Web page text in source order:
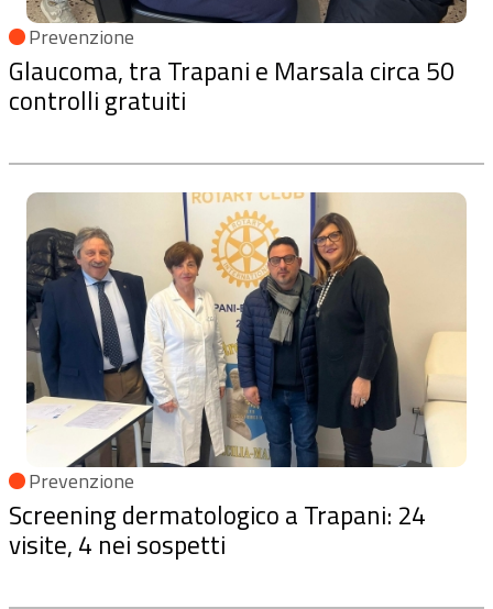
Prevenzione
Glaucoma, tra Trapani e Marsala circa 50
controlli gratuiti
Prevenzione
Screening dermatologico a Trapani: 24
visite, 4 nei sospetti